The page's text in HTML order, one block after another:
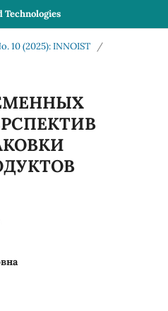
Technologies
10 (2025): INNOIST
/